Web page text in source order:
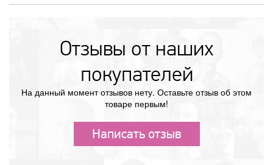
Отзывы от наших
покупателей
На данный момент отзывов нету. Оставьте отзыв об этом
товаре первым!
Написать отзыв